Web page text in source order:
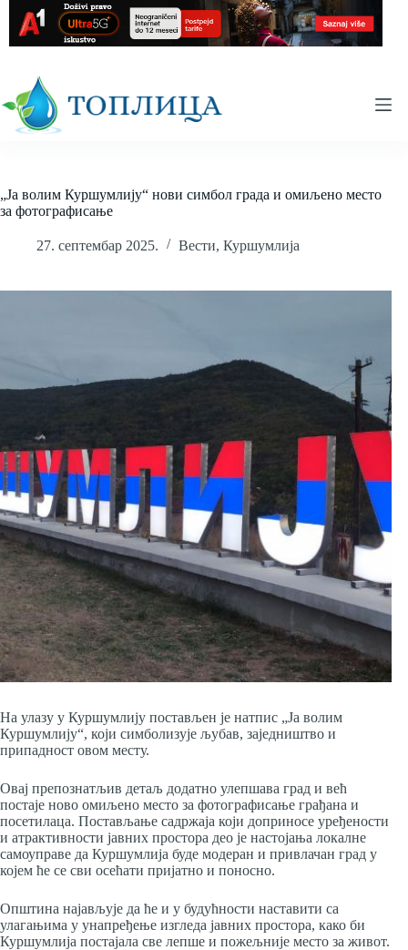
content
„Ја волим Куршумлију“ нови симбол града и омиљено место
за фотографисање
27. септембар 2025. Вести, Куршумлија
На улазу у Куршумлију постављен је натпис „Ја волим
Куршумлију“, који симболизује љубав, заједништво и
припадност овом месту.
Овај препознатљив детаљ додатно улепшава град и већ
постаје ново омиљено место за фотографисање грађана и
посетилаца. Постављање садржаја који доприносе уређености
и атрактивности јавних простора део је настојања локалне
самоуправе да Куршумлија буде модеран и привлачан град у
којем ће се сви осећати пријатно и поносно.
Општина најављује да ће и у будућности наставити са
улагањима у унапређење изгледа јавних простора, како би
Куршумлија постајала све лепше и пожељније место за живот.